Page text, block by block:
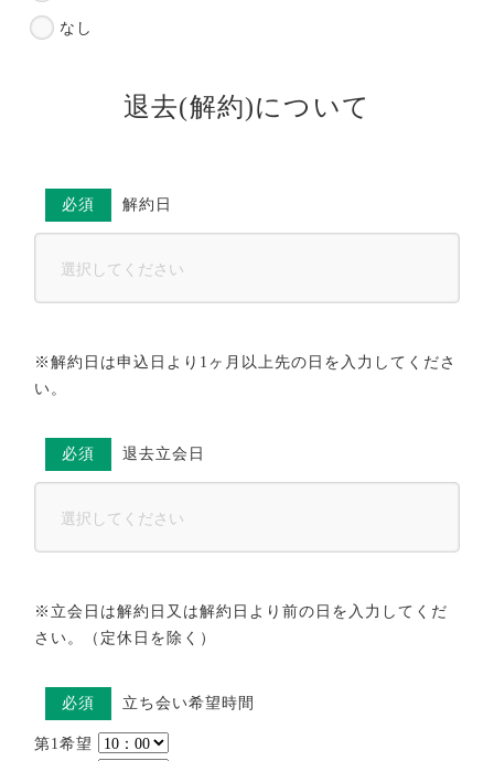
なし
退去(解約)について
必須 解約日
※解約日は申込日より1ヶ月以上先の日を入力してくださ
い。
必須 退去立会日
※立会日は解約日又は解約日より前の日を入力してくだ
さい。（定休日を除く）
必須 立ち会い希望時間
第1希望